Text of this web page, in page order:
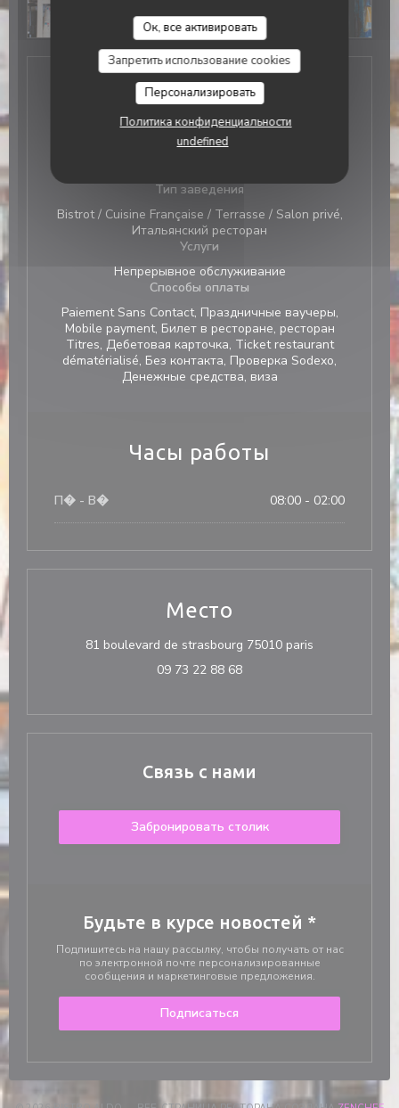
Ок, все активировать
Запретить использование cookies
Персонализировать
Политика конфиденциальности
undefined
Общая информация
Кухня
Тип заведения
Bistrot / Cuisine Française / Terrasse / Salon privé,
Итальянский ресторан
Услуги
Непрерывное обслуживание
Способы оплаты
Paiement Sans Contact, Праздничные ваучеры,
Mobile payment, Билет в ресторане, ресторан
Titres, Дебетовая карточка, Ticket restaurant
dématérialisé, Без контакта, Проверка Sodexo,
Денежные средства, виза
Часы работы
П� - В� 08:00 - 02:00
Место
81 boulevard de strasbourg 75010 paris
09 73 22 88 68
Связь с нами
Забронировать столик
Будьте в курсе новостей *
Подпишитесь на нашу рассылку, чтобы получать от нас
по электронной почте персонализированные
сообщения и маркетинговые предложения.
Подписаться
Bistro Aldo